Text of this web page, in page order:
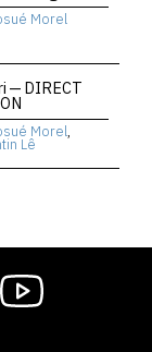
Morel
— DIRECT
Morel,
Lê